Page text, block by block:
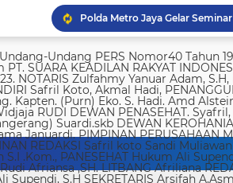
Imigrasi Semarang deportasi
KPK temukan 8.500 dolar
Yusril sebut hukuman mati
Roni Saputra Biro Palembang Di cari. Biro Jambi M. Naser Biro Riau Hermain Biro Pesisir Barat (Krui) yepta Rijaya Kalimantan Barat Hendrik Usman Perwakilan Maluku Utara Raymon Caniago kota Madya Manado Ismail Hamadi kabupaten Minahasa Alstein Nesar Manumpil (kpl Biro) Menahasa Tenggara Hanny krestofel Gumalang (ka.Biro). Minahasa Utara Rydel Gumalang.(ka.Biro). kabupaten Bolmong Dicari. (Kpl biro). Kabupaten Salayar (Dicari). Polda Sulut (Alstein Nesar N). KORWIL INDONESIA TIMUR Ismail Hamadi .(kepala Korwil). Biro Tidore Chika Citra lestari. Biro Ternate Ismit Mohtar Biro Papua & Papua Barat (..,cari..) PT keadilan rakyat Indonesia BRI 720701004536531 a/n Safril Bank BCA 8681 1266 43 a/n Maryatun Redaksi. Jln Ciujung Raya no 4 Rt 01/009 Kel Karawang kec Karawaci kota Tangerang Tata usaha. Komplek Palem Mutiara Blok C. 10 No. 66 Cengkareng Jakarta Pusat Tata usaha Daan Mogot raya no 5B Jakarta barat Telepon: 088973802372/ 0858315860 / 0821134676 /081367093927 pedoman Dewan Pers Peraturan Dewan Pers Pedoman Pemberitaan Media Siber Kemerdekaan berpendapat, kemerdekaan berekspresi, dan kemerdekaan pers adalah hak asasi manusia yang dilindungi Pancasila, Undang-Undang Dasar 1945, dan Deklarasi Universal Hak Asasi Manusia PBB. Keberadaan media siber di Indonesia juga merupakan bagian dari kemerdekaan berpendapat, kemerdekaan berekspresi, dan kemerdekaan pers. Media siber memiliki karakter khusus sehingga memerlukan pedoman agar pengelolaannya dapat dilaksanakan secara profesional, memenuhi fungsi, hak, dan kewajibannya sesuai Undang-Undang Nomor 40 Tahun 1999 tentang Pers dan Kode Etik Jurnalistik. Untuk itu Dewan Pers bersama organisasi pers, pengelola media siber, dan masyarakat menyusun Pedoman Pemberitaan Media Siber sebagai berikut: 1. Ruang Lingkup Media Siber adalah segala bentuk media yang menggunakan wahana internet dan melaksanakan kegiatan jurnalistik, serta memenuhi persyaratan Undang-Undang Pers dan Standar Perusahaan Pers yang ditetapkan Dewan Pers. Isi Buatan Pengguna (User Generated Content) adalah segala isi yang dibuat dan atau dipublikasikan oleh pengguna media siber, antara lain, artikel, gambar, komentar, suara, video dan berbagai bentuk unggahan yang melekat pada media siber, seperti blog, forum, komentar pembaca atau pemirsa, dan bentuk lain. 2. Verifikasi dan keberimbangan berita Pada prinsipnya setiap berita harus melalui verifikasi. Berita yang dapat merugikan pihak lain memerlukan verifikasi pada berita yang sama untuk memenuhi prinsip akurasi dan keberimbangan. Ketentuan dalam butir (a) di atas dikecualikan, dengan syarat: Berita benar-benar mengandung kepentingan publik yang bersifat mendesak; Sumber berita yang pertama adalah sumber yang jelas disebutkan identitasnya, kredibel dan kompeten; Subyek berita yang harus dikonfirmasi tidak diketahui keberadaannya dan atau tidak dapat diwawancarai; Media memberikan penjelasan kepada pembaca bahwa berita tersebut masih memerlukan verifikasi lebih lanjut yang diupayakan dalam waktu secepatnya. Penjelasan dimuat pada bagian akhir dari berita yang sama, di dalam kurung dan menggunakan huruf miring. Setelah memuat berita sesuai dengan butir (c), media wajib meneruskan upaya verifikasi, dan setelah verifikasi didapatkan, hasil verifikasi dicantumkan pada berita pemutakhiran (update) dengan tautan pada berita yang belum terverifikasi. 3. Isi Buatan Pengguna (User Generated Content) Media siber wajib mencantumkan syarat dan ketentuan mengenai Isi Buatan Pengguna yang tidak bertentangan dengan Undang-Undang No. 40 tahun 1999 tentang Pers dan Kode Etik Jurnalistik, yang ditempatkan secara terang dan jelas. Media siber mewajibkan setiap pengguna untuk melakukan registrasi keanggotaan dan melakukan proses log-in terlebih dahulu untuk dapat mempublikasikan semua bentuk Isi Buatan Pengguna. Ketentuan mengenai log-in akan diatur lebih lanjut. Dalam registrasi tersebut, media siber mewajibkan pengguna memberi persetujuan tertulis bahwa Isi Buatan Pengguna yang dipublikasikan: Tidak memuat isi bohong,